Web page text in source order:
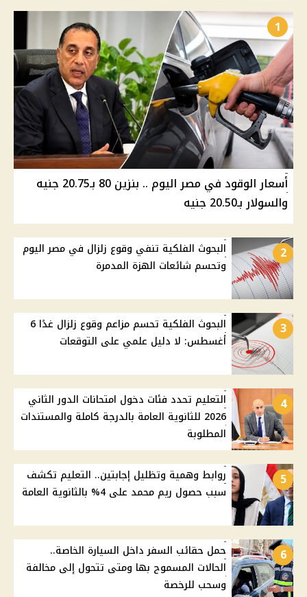
1
أسعار الوقود في مصر اليوم .. بنزين 80 بـ20.75 جنيه
والسولار بـ20.50 جنيه
2
البحوث الفلكية تنفي وقوع زلزال في مصر اليوم
وتحسم شائعات الهزة المدمرة
3
البحوث الفلكية تحسم مزاعم وقوع زلزال غدًا 6
أغسطس: لا دليل علمي على التوقعات
4
التعليم تحدد فئات دخول امتحانات الدور الثاني
2026 للثانوية العامة بالدرجة كاملة والمستندات
المطلوبة
5
روابط وهمية وتظليل إجابتين.. التعليم تكشف
سبب حصول ريم محمد على 4% بالثانوية العامة
6
حمل حقائب السفر داخل السيارة الخاصة..
الحالات المسموح بها ومتى تتحول إلى مخالفة
وسحب للرخصة